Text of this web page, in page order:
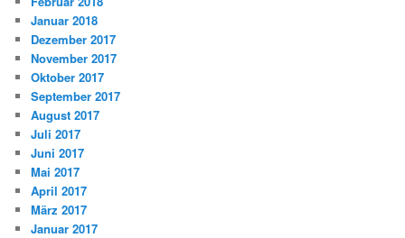
Januar 2018
Dezember 2017
November 2017
Oktober 2017
September 2017
August 2017
Juli 2017
Juni 2017
Mai 2017
April 2017
März 2017
Januar 2017